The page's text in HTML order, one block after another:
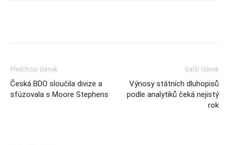
Předchozí článek
Česká BDO sloučila divize a
sfúzovala s Moore Stephens
Další článek
Výnosy státních dluhopisů
podle analytiků čeká nejistý
rok